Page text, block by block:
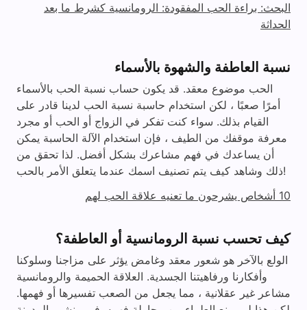
البحث: براءة الحب المفقودة: الرومانسية كشرط ما بعد
الحداثة
نسبة العاطفة والشهوة بالأسماء
الحب موضوع معقد. قد يكون حساب نسبة الحب بالأسماء
أمرًا صعبًا ، لكن استخدام حاسبة نسبة الحب لدينا قادر على
القيام بذلك. سواء كنت تفكر في الزواج أو الحب أو مجرد
معرفة موقفك من الطيف ، فإن استخدام الآلة الحاسبة يمكن
أن يساعدك في فهم مشاعرك بشكل أفضل. لذا تحقق من
ذلك وشاهد كيف يتم تصنيف اسمك عندما يتعلق الأمر بالحب!
10 أشخاص يشرحون ما تعنيه علاقة الحب لهم
كيف تحسب نسبة الرومانسية أو العاطفة؟
الولع بالآخر هو شعور معقد وغامض يؤثر على مزاجنا وسلوكنا
وأفكارنا ورفاهيتنا الجسدية. العلاقة الحميمة والرومانسية
مشاعر غير عقلانية ، مما يجعل من الصعب تفسيرها أو فهمها.